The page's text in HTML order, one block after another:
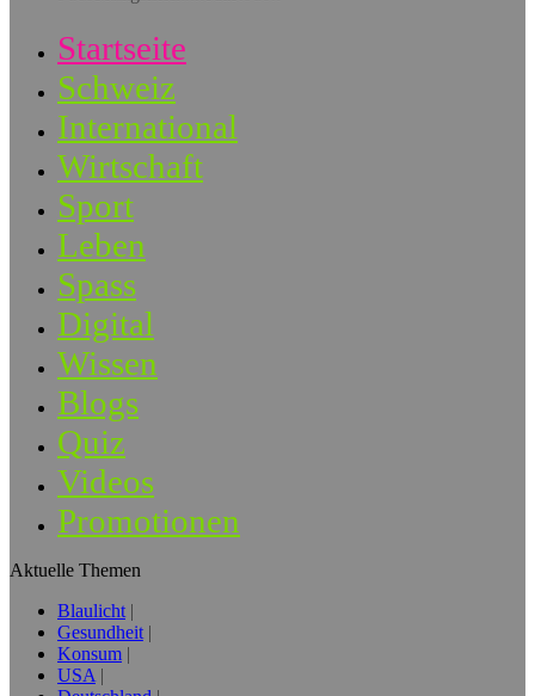
Startseite
Schweiz
International
Wirtschaft
Sport
Leben
Spass
Digital
Wissen
Blogs
Quiz
Videos
Promotionen
Aktuelle Themen
Blaulicht
Gesundheit
Konsum
USA